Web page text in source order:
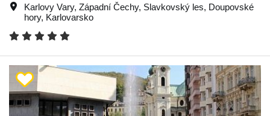
Karlovy Vary, Západní Čechy, Slavkovský les, Doupovské
hory, Karlovarsko